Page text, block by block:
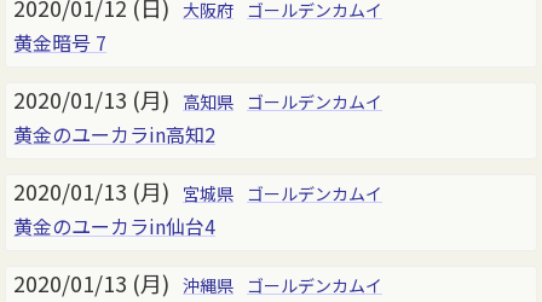
2020/01/12 (日) 大阪府 ゴールデンカムイ
黄金暗号 7
2020/01/13 (月) 高知県 ゴールデンカムイ
黄金のユーカラin高知2
2020/01/13 (月) 宮城県 ゴールデンカムイ
黄金のユーカラin仙台4
2020/01/13 (月) 沖縄県 ゴールデンカムイ